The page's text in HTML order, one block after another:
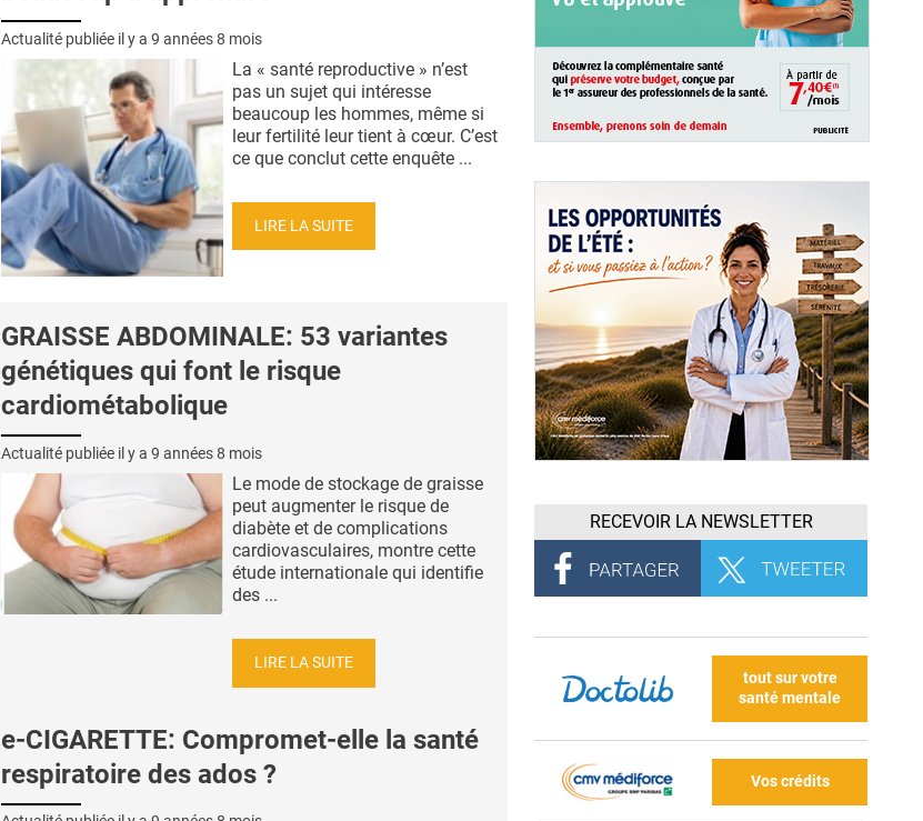
Actualité publiée il y a 9 années 8 mois
La « santé reproductive » n’est
pas un sujet qui intéresse
beaucoup les hommes, même si
leur fertilité leur tient à cœur. C’est
ce que conclut cette enquête ...
LIRE LA SUITE
GRAISSE ABDOMINALE: 53 variantes
génétiques qui font le risque
cardiométabolique
Actualité publiée il y a 9 années 8 mois
Le mode de stockage de graisse
peut augmenter le risque de
diabète et de complications
cardiovasculaires, montre cette
étude internationale qui identifie
des ...
LIRE LA SUITE
e-CIGARETTE: Compromet-elle la santé
respiratoire des ados ?
RECEVOIR LA NEWSLETTER
tout sur votre
santé mentale
Vos crédits